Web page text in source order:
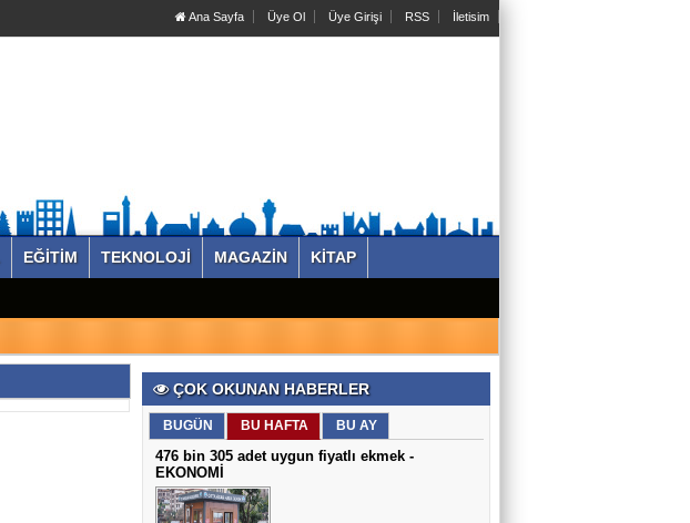
Ana Sayfa Üye Ol Üye Girişi RSS İletisim
EĞİTİM TEKNOLOJİ MAGAZİN KİTAP
ÇOK OKUNAN HABERLER
BUGÜN BU HAFTA BU AY
476 bin 305 adet uygun fiyatlı ekmek -
EKONOMİ